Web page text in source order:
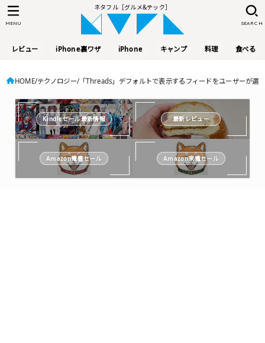
ネタフル［グルメ&テック］
レビュー iPhone裏ワザ iPhone キャンプ 料理 食べる
SEARCH
MENU
HOME テクノロジー 「Threads」デフォルトで表示するフィードをユーザーが選
Kindleセール最新情報 最新レビュー
Amazon電書セール Amazon家電セール